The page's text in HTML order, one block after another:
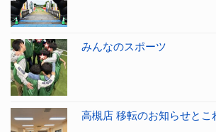
みんなのスポーツ
高槻店 移転のお知らせとこ